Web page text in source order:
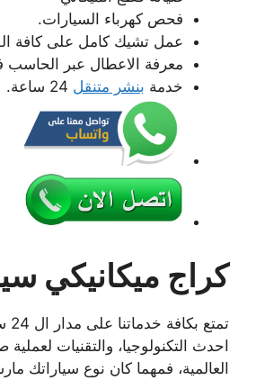
فحص كهرباء السيارات.
عمل تشيك كامل على كافة
معرفة الاعطال عبر
خدمة بنشر متنقل
كراج ميكانيكي
احدث التكنولوجيا، والتقنيات لعملية